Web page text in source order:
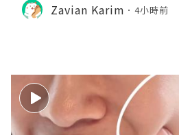
Zavian Karim 4小時前